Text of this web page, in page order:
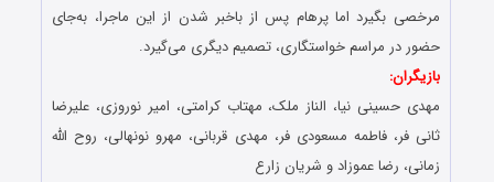
مرخصی بگیرد اما پرهام پس از باخبر شدن از این ماجرا، به‌جای
حضور در مراسم خواستگاری، تصمیم دیگری می‌گیرد.
بازیگران:
مهدی حسینی نیا، الناز ملک، مهتاب کرامتی، امیر نوروزی، علیرضا
ثانی فر، فاطمه مسعودی فر، مهدی قربانی، مهرو نونهالی، روح الله
زمانی، رضا عموزاد و شریان زارع